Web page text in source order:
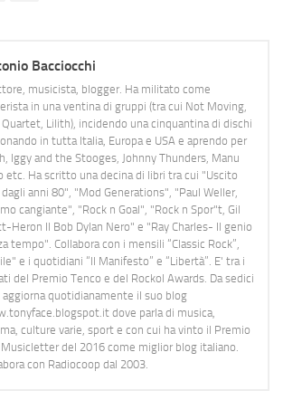
Bacciocchi
musicista, blogger. Ha militato come
in una ventina di gruppi (tra cui Not Moving,
Quartet, Lilith), incidendo una cinquantina di dischi
in tutta Italia, Europa e USA e aprendo per
Iggy and the Stooges, Johnny Thunders, Manu
etc. Ha scritto una decina di libri tra cui "Uscito
anni 80", "Mod Generations", "Paul Weller,
cangiante", "Rock n Goal", "Rock n Spor"t, Gil
Heron Il Bob Dylan Nero" e "Ray Charles- Il genio
tempo". Collabora con i mensili “Classic Rock”,
e i quotidiani “Il Manifesto” e “Libertà”. E' tra i
del Premio Tenco e del Rockol Awards. Da sedici
aggiorna quotidianamente il suo blog
dove parla di musica,
culture varie, sport e con cui ha vinto il Premio
del 2016 come miglior blog italiano.
con Radiocoop dal 2003.